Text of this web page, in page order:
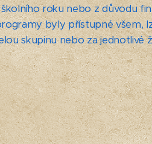
roku nebo z důvodu
byly přístupné všem,
skupinu nebo za jednotlivé